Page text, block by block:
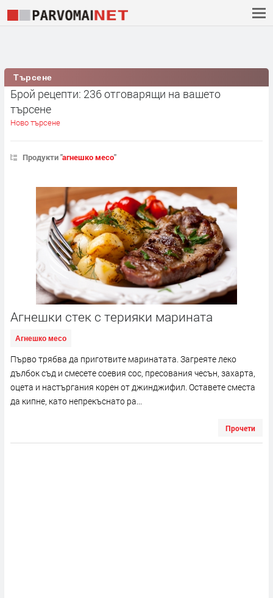
Търсене
Брой рецепти: 236 отговарящи на вашето
търсене
Ново търсене
Продукти "агнешко месо"
Агнешки стек с терияки марината
Агнешко месо
Първо трябва да приготвите маринатата. Загреяте леко
дълбок съд и смесете соевия сос, пресования чесън, захарта,
оцета и настъргания корен от джинджифил. Оставете сместа
да кипне, като непрекъснато ра...
Прочети